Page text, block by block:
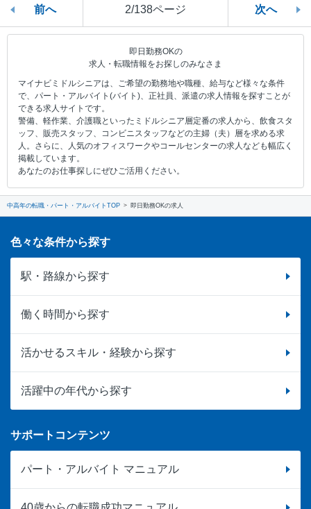
前へ 2/138ページ 次へ
即日勤務OKの
求人・転職情報をお探しのみなさま
マイナビミドルシニアは、ご希望の勤務地や職種、給与など様々な条件
で、パート・アルバイト(バイト)、正社員、派遣の求人情報を探すことが
できる求人サイトです。
警備、軽作業、介護職といったミドルシニア層定番の求人から、飲食スタ
ッフ、販売スタッフ、コンビニスタッフなどの主婦（夫）層を求める求
人。さらに、人気のオフィスワークやコールセンターの求人なども幅広く
掲載しています。
あなたのお仕事探しにぜひご活用ください。
中高年の転職・パート・アルバイトTOP 即日勤務OKの求人
色々な条件から探す
駅・路線から探す
働く時間から探す
活かせるスキル・経験から探す
活躍中の年代から探す
サポートコンテンツ
パート・アルバイト マニュアル